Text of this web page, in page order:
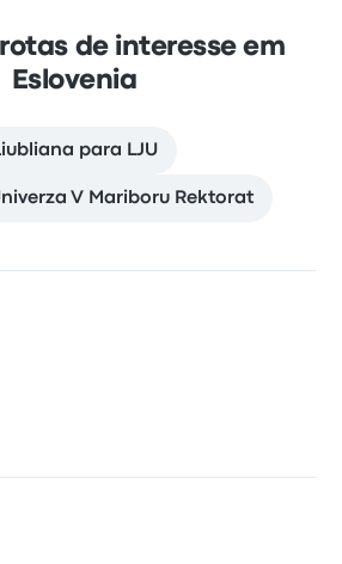
de interesse em
Eslovenia
para LJU
V Mariboru Rektorat